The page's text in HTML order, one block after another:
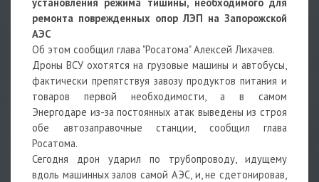
ремонта поврежденных опор ЛЭП на Запорожской
АЭС
Об этом сообщил глава "Росатома" Алексей Лихачев.
Дроны ВСУ охотятся на грузовые машины и автобусы,
фактически препятствуя завозу продуктов питания и
товаров первой необходимости, а в самом
Энергодаре из-за постоянных атак выведены из строя
обе автозаправочные станции, сообщил глава
Росатома.
Сегодня дрон ударил по трубопроводу, идущему
вдоль машинных залов самой АЭС, и, не сдетонировав,